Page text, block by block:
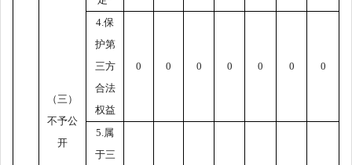
（三）
不予公
开
4. 保
护第
三方
合法
权益
0 0 0 0 0 0 0
5. 属
于三